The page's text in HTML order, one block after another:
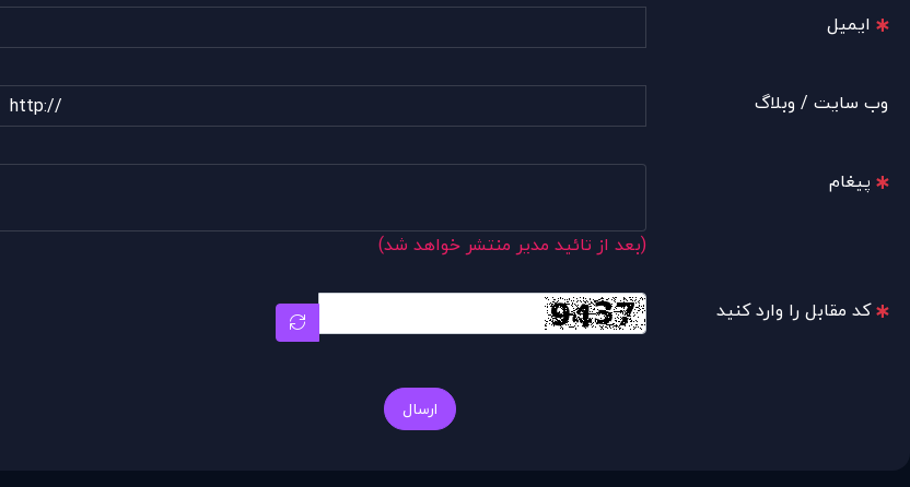
ایمیل
وب سایت / وبلاگ
پیغام
(بعد از تائید مدیر منتشر خواهد شد)
کد مقابل را وارد کنید
ارسال